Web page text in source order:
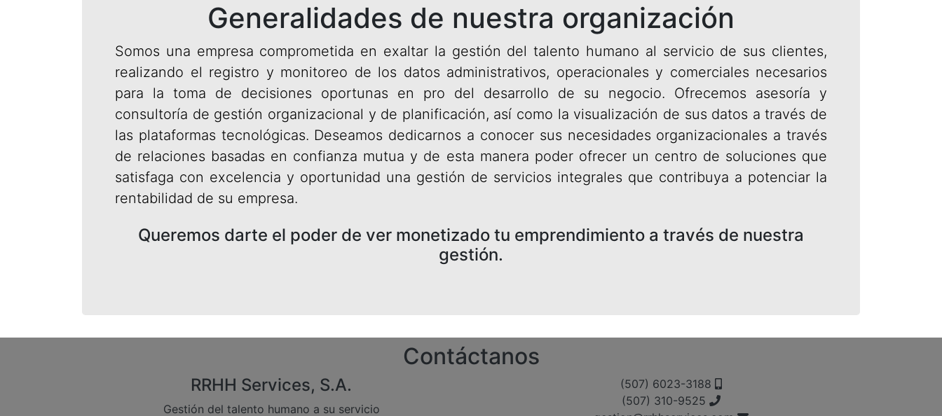
Generalidades de nuestra organización
Somos una empresa comprometida en exaltar la gestión del talento humano al servicio de sus clientes,
realizando el registro y monitoreo de los datos administrativos, operacionales y comerciales necesarios
para la toma de decisiones oportunas en pro del desarrollo de su negocio. Ofrecemos asesoría y
consultoría de gestión organizacional y de planificación, así como la visualización de sus datos a través de
las plataformas tecnológicas. Deseamos dedicarnos a conocer sus necesidades organizacionales a través
de relaciones basadas en confianza mutua y de esta manera poder ofrecer un centro de soluciones que
satisfaga con excelencia y oportunidad una gestión de servicios integrales que contribuya a potenciar la
rentabilidad de su empresa.
Queremos darte el poder de ver monetizado tu emprendimiento a través de nuestra
gestión.
Contáctanos
RRHH Services, S.A.
Gestión del talento humano a su servicio
(507) 6023-3188
(507) 310-9525